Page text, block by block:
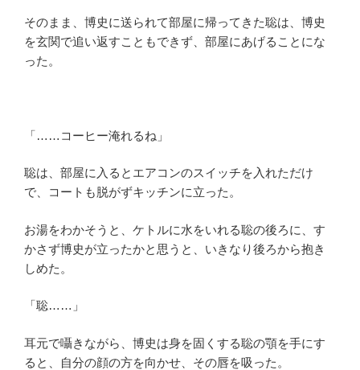
そのまま、博史に送られて部屋に帰ってきた聡は、博史
を玄関で追い返すこともできず、部屋にあげることにな
った。
「……コーヒー淹れるね」
聡は、部屋に入るとエアコンのスイッチを入れただけ
で、コートも脱がずキッチンに立った。
お湯をわかそうと、ケトルに水をいれる聡の後ろに、す
かさず博史が立ったかと思うと、いきなり後ろから抱き
しめた。
「聡……」
耳元で囁きながら、博史は身を固くする聡の顎を手にす
ると、自分の顔の方を向かせ、その唇を吸った。